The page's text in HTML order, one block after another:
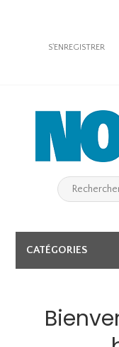
S'ENREGISTRER
CATÉGORIES